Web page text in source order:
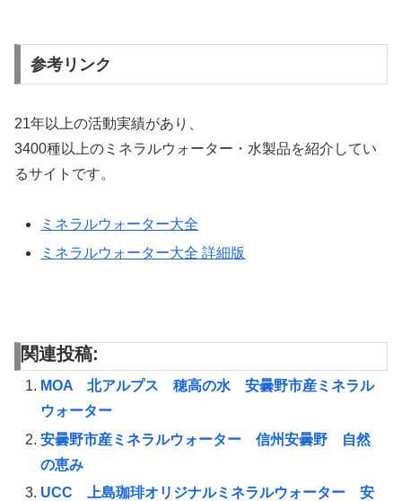
参考リンク
21年以上の活動実績があり、
3400種以上のミネラルウォーター・水製品を紹介してい
るサイトです。
ミネラルウォーター大全
ミネラルウォーター大全 詳細版
関連投稿:
MOA 北アルプス 穂高の水 安曇野市産ミネラル
ウォーター
安曇野市産ミネラルウォーター 信州安曇野 自然
の恵み
UCC 上島珈琲オリジナルミネラルウォーター 安